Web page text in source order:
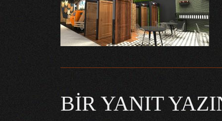
BIR YANIT